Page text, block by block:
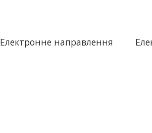
Електронне направлення